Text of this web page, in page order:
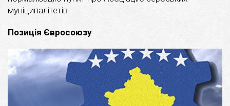
муніципалітетів.
Позиція Євросоюзу